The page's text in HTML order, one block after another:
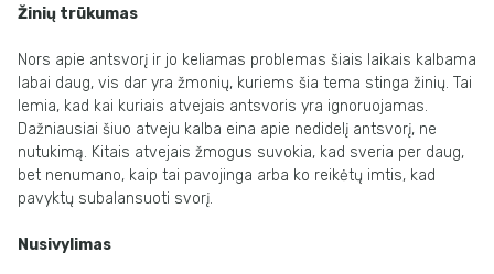
Žinių trūkumas
Nors apie antsvorį ir jo keliamas problemas šiais laikais kalbama
labai daug, vis dar yra žmonių, kuriems šia tema stinga žinių. Tai
lemia, kad kai kuriais atvejais antsvoris yra ignoruojamas.
Dažniausiai šiuo atveju kalba eina apie nedidelį antsvorį, ne
nutukimą. Kitais atvejais žmogus suvokia, kad sveria per daug,
bet nenumano, kaip tai pavojinga arba ko reikėtų imtis, kad
pavyktų subalansuoti svorį.
Nusivylimas